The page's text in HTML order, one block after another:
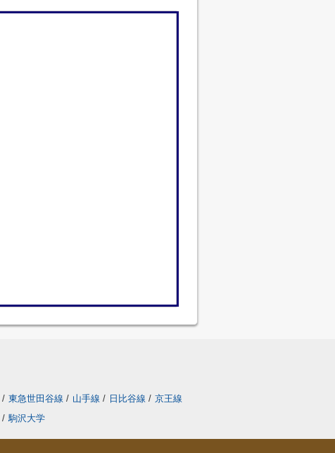
/ 東急世田谷線 / 山手線 / 日比谷線 / 京王線
/ 駒沢大学